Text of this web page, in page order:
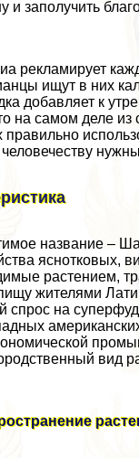
заполучить
рекламирует
ищут в них
добавляет к
на самом деле
правильно
человечеству
название –
яснотковых,
растением,
жителями
на суперфуд
вид